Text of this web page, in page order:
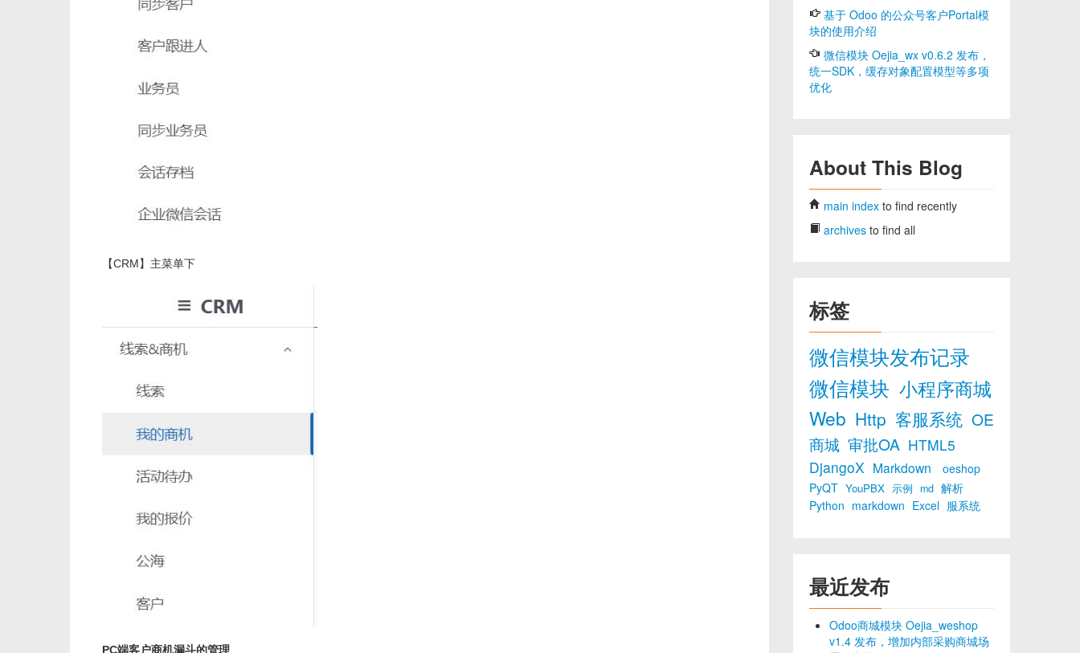
【CRM】主菜单下
PC端客户商机漏斗的管理
基于 Odoo 的公众号客户Portal模
块的使用介绍
微信模块 Oejia_wx v0.6.2 发布，
统一SDK，缓存对象配置模型等多项
优化
About This Blog
main index to find recently
archives to find all
标签
微信模块发布记录
微信模块 小程序商城
Web Http 客服系统 OE
商城 审批OA HTML5
DjangoX Markdown
oeshop
PyQT YouPBX 示例 md 解析
Python markdown Excel 服系统
最近发布
Odoo商城模块 Oejia_weshop
v1.4 发布，增加内部采购商城场